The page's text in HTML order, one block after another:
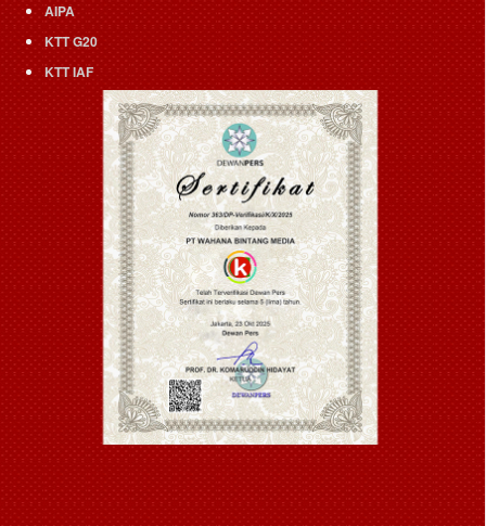
AIPA
KTT G20
KTT IAF